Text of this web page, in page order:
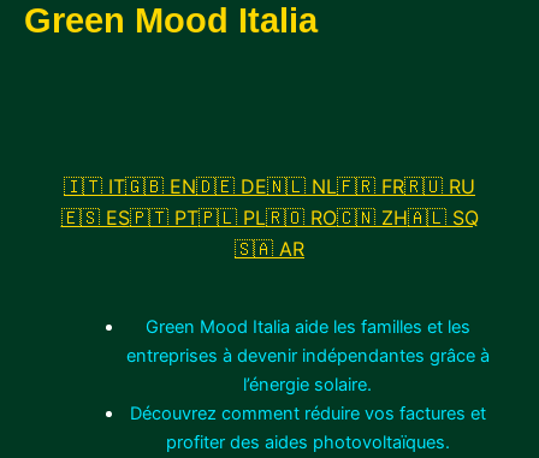
Green Mood Italia
🇮🇹 IT🇬🇧 EN🇩🇪 DE🇳🇱 NL🇫🇷 FR🇷🇺 RU
🇪🇸 ES🇵🇹 PT🇵🇱 PL🇷🇴 RO🇨🇳 ZH🇦🇱 SQ
🇸🇦 AR
Green Mood Italia aide les familles et les
entreprises à devenir indépendantes grâce à
l’énergie solaire.
Découvrez comment réduire vos factures et
profiter des aides photovoltaïques.